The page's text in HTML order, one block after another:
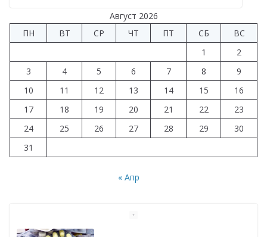
Август 2026
ПН
ВТ СР ЧТ ПТ СБ
ВС
1
2
3
4 5 6 7 8
9
10
11 12 13 14 15
16
17
18 19 20 21 22
23
24
25 26 27 28 29
30
31
« Апр